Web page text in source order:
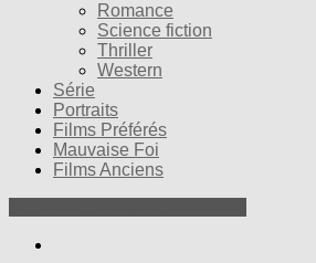
Romance
Science fiction
Thriller
Western
Série
Portraits
Films Préférés
Mauvaise Foi
Films Anciens